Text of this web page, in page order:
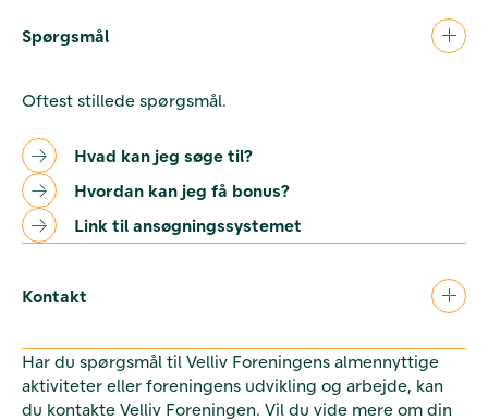
Spørgsmål
Oftest stillede spørgsmål.
Hvad kan jeg søge til?
Hvordan kan jeg få bonus?
Link til ansøgningssystemet
Kontakt
Har du spørgsmål til Velliv Foreningens almennyttige
aktiviteter eller foreningens udvikling og arbejde, kan
du kontakte Velliv Foreningen. Vil du vide mere om din